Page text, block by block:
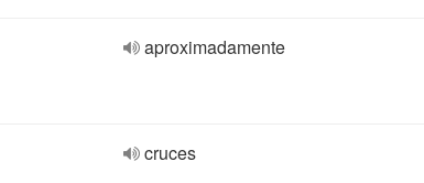
aproximadamente
cruces